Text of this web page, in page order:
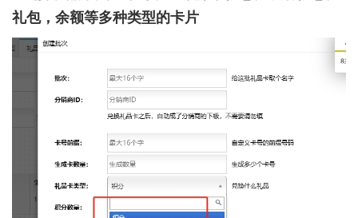
礼包，余额等多种类型的卡片